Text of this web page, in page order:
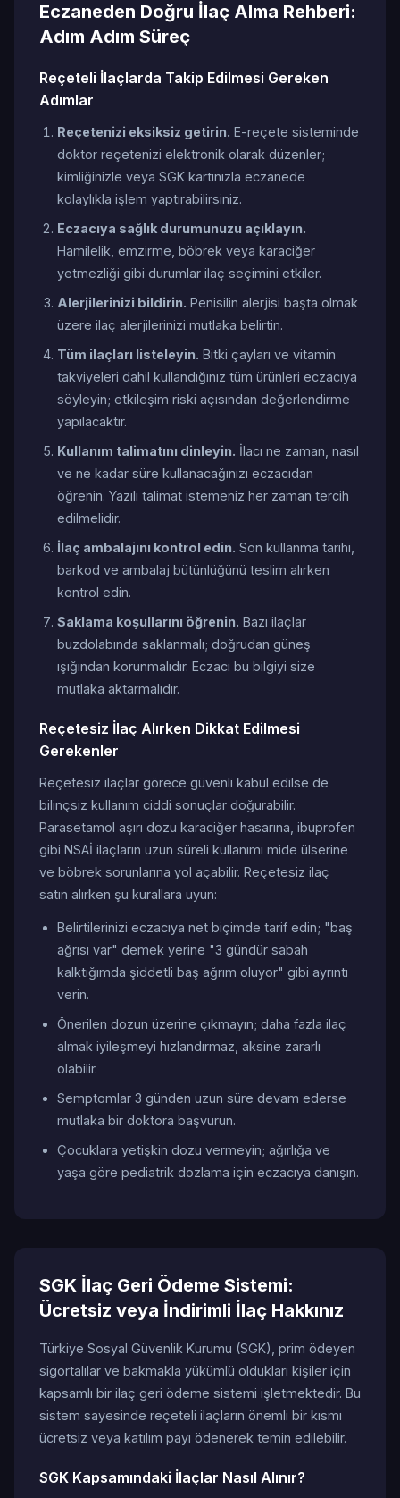
Eczaneden Doğru İlaç Alma Rehberi:
Adım Adım Süreç
Reçeteli İlaçlarda Takip Edilmesi Gereken
Adımlar
Reçetenizi eksiksiz getirin. E-reçete sisteminde
doktor reçetenizi elektronik olarak düzenler;
kimliğinizle veya SGK kartınızla eczanede
kolaylıkla işlem yaptırabilirsiniz.
Eczacıya sağlık durumunuzu açıklayın.
Hamilelik, emzirme, böbrek veya karaciğer
yetmezliği gibi durumlar ilaç seçimini etkiler.
Alerjilerinizi bildirin. Penisilin alerjisi başta olmak
üzere ilaç alerjilerinizi mutlaka belirtin.
Tüm ilaçları listeleyin. Bitki çayları ve vitamin
takviyeleri dahil kullandığınız tüm ürünleri eczacıya
söyleyin; etkileşim riski açısından değerlendirme
yapılacaktır.
Kullanım talimatını dinleyin. İlacı ne zaman, nasıl
ve ne kadar süre kullanacağınızı eczacıdan
öğrenin. Yazılı talimat istemeniz her zaman tercih
edilmelidir.
İlaç ambalajını kontrol edin. Son kullanma tarihi,
barkod ve ambalaj bütünlüğünü teslim alırken
kontrol edin.
Saklama koşullarını öğrenin. Bazı ilaçlar
buzdolabında saklanmalı; doğrudan güneş
ışığından korunmalıdır. Eczacı bu bilgiyi size
mutlaka aktarmalıdır.
Reçetesiz İlaç Alırken Dikkat Edilmesi
Gerekenler
Reçetesiz ilaçlar görece güvenli kabul edilse de
bilinçsiz kullanım ciddi sonuçlar doğurabilir.
Parasetamol aşırı dozu karaciğer hasarına, ibuprofen
gibi NSAİ ilaçların uzun süreli kullanımı mide ülserine
ve böbrek sorunlarına yol açabilir. Reçetesiz ilaç
satın alırken şu kurallara uyun:
Belirtilerinizi eczacıya net biçimde tarif edin; "baş
ağrısı var" demek yerine "3 gündür sabah
kalktığımda şiddetli baş ağrım oluyor" gibi ayrıntı
verin.
Önerilen dozun üzerine çıkmayın; daha fazla ilaç
almak iyileşmeyi hızlandırmaz, aksine zararlı
olabilir.
Semptomlar 3 günden uzun süre devam ederse
mutlaka bir doktora başvurun.
Çocuklara yetişkin dozu vermeyin; ağırlığa ve
yaşa göre pediatrik dozlama için eczacıya danışın.
SGK İlaç Geri Ödeme Sistemi:
Ücretsiz veya İndirimli İlaç Hakkınız
Türkiye Sosyal Güvenlik Kurumu (SGK), prim ödeyen
sigortalılar ve bakmakla yükümlü oldukları kişiler için
kapsamlı bir ilaç geri ödeme sistemi işletmektedir. Bu
sistem sayesinde reçeteli ilaçların önemli bir kısmı
ücretsiz veya katılım payı ödenerek temin edilebilir.
SGK Kapsamındaki İlaçlar Nasıl Alınır?